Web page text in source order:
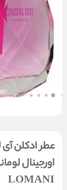
عطر ادکلن
LOMANI